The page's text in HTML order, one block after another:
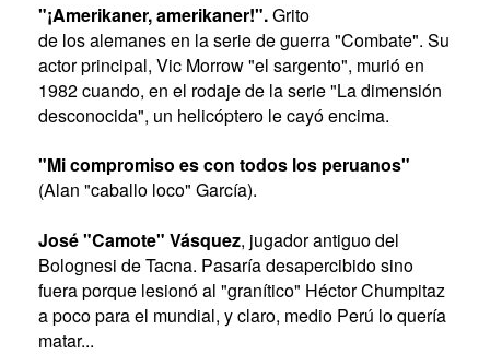
"¡Amerikaner, amerikaner!".Grito
de los alemanes en la serie de guerra "Combate". Su
actor principal, Vic Morrow "el sargento", murió en
1982 cuando, en el rodaje de la serie "La dimensión
desconocida", un helicóptero le cayó encima.
"Mi compromiso es con todos los peruanos"
(Alan "caballo loco" García).
José "Camote" Vásquez, jugador antiguo del
Bolognesi de Tacna. Pasaría desapercibido sino
fuera porque lesionó al "granítico" Héctor Chumpitaz
a poco para el mundial, y claro, medio Perú lo quería
matar...